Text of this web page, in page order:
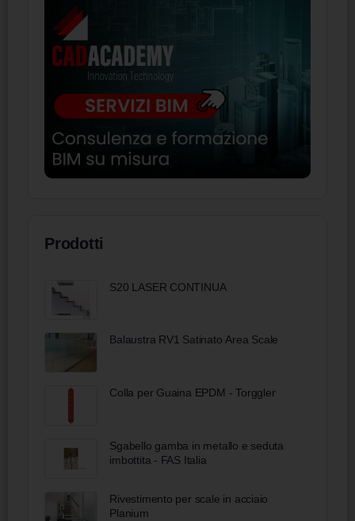
Prodotti
S20 LASER CONTINUA
Balaustra RV1 Satinato Area Scale
Colla per Guaina EPDM - Torggler
Sgabello gamba in metallo e seduta
imbottita - FAS Italia
Rivestimento per scale in acciaio
Planium